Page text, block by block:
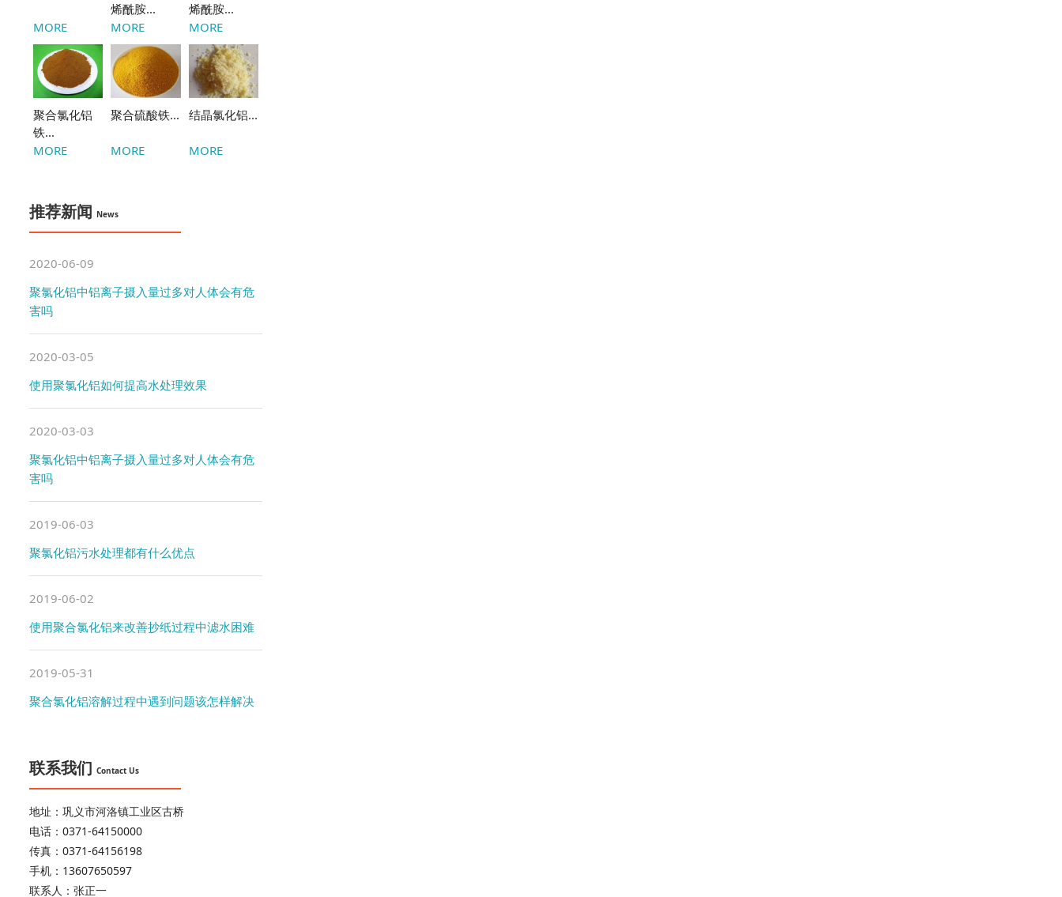
MORE
烯酰胺...
MORE
烯酰胺...
MORE
聚合氯化铝
铁...
MORE
聚合硫酸铁...
MORE
结晶氯化铝...
MORE
推荐新闻 News
2020-06-09
聚氯化铝中铝离子摄入量过多对人体会有危
害吗
2020-03-05
使用聚氯化铝如何提高水处理效果
2020-03-03
聚氯化铝中铝离子摄入量过多对人体会有危
害吗
2019-06-03
聚氯化铝污水处理都有什么优点
2019-06-02
使用聚合氯化铝来改善抄纸过程中滤水困难
2019-05-31
聚合氯化铝溶解过程中遇到问题该怎样解决
联系我们 Contact Us
地址：巩义市河洛镇工业区古桥
电话：0371-64150000
传真：0371-64156198
手机：13607650597
联系人：张正一